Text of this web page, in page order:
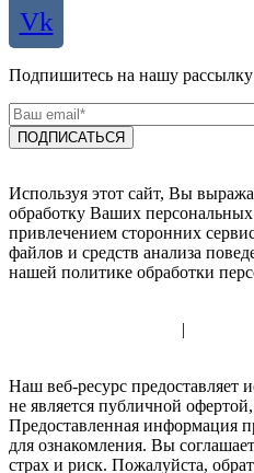
Vk
Подпишитесь на нашу рассылку
Используя этот сайт, Вы
обработку Ваших
привлечением сторонних
файлов и средств анализа
нашей политике обработки
|
Наш веб-ресурс
не является публичной
Предоставленная информация
для ознакомления. Вы
страх и риск. Пожалуйста,